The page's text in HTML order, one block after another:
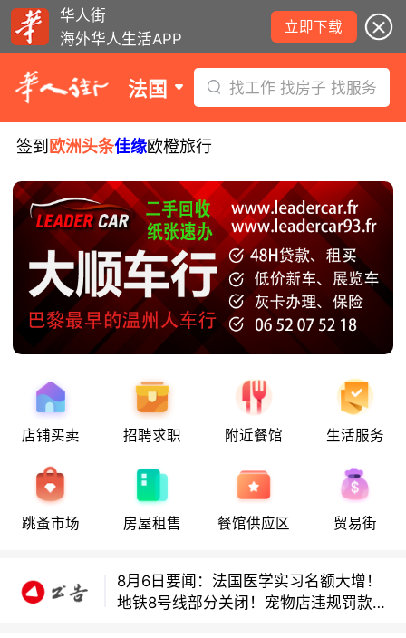
华人街
海外华人生活APP
立即下载
法国 找工作 找房子 找服务
签到 欧洲头条佳缘欧橙旅行
店铺买卖 招聘求职 附近餐馆 生活服务
跳蚤市场 房屋租售 餐馆供应区 贸易街
8月6日要闻：法国医学实习名额大增！
炉！
巴黎地铁音乐家海选启动！
地铁8号线部分关闭！宠物店违规罚款出
炉！